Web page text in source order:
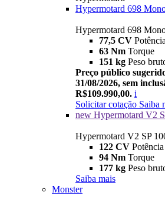
Hypermotard 698
Hypermotard 698
77,5 CV Potência
63 Nm Torque
151 kg Peso
Preço público
31/08/2026, sem
R$109.990,00. i
Solicitar cotação Saiba
new Hypermotard V2
Hypermotard V2 SP
122 CV Potência
94 Nm Torque
177 kg Peso
Saiba mais
Monster